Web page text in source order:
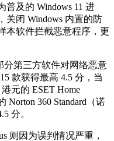
及的 Windows 11 进
关闭 Windows 内置的防
本软件拦截恶意程序，更
分第三方软件对网络恶意
款获得最高 4.5 分，当
元的 ESET Home
Norton 360 Standard（诺
分。
则因为误判情况严重，